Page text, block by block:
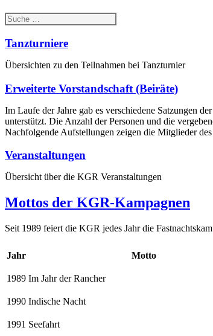
Tanzturniere
Übersichten zu den Teilnahmen bei Tanzturnier
Erweiterte Vorstandschaft (Beiräte)
Im Laufe der Jahre gab es verschiedene Satzungen
unterstützt. Die Anzahl der Personen und die
Nachfolgende Aufstellungen zeigen die Mitglieder
Veranstaltungen
Übersicht über die KGR Veranstaltungen
Mottos der KGR-Kampagnen
Seit 1989 feiert die KGR jedes Jahr die
Jahr Motto
1989 Im Jahr der Rancher
1990 Indische Nacht
1991 Seefahrt